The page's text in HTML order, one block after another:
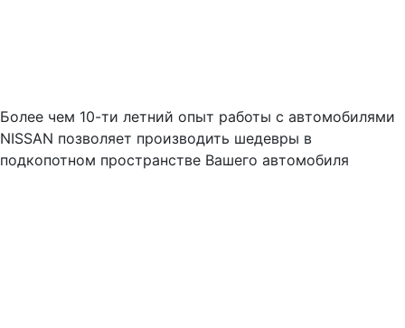
Более чем 10-ти летний опыт работы с автомобилями
NISSAN позволяет производить шедевры в
подкопотном пространстве Вашего автомобиля